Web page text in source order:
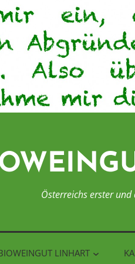
Österreichs erster
LINHART